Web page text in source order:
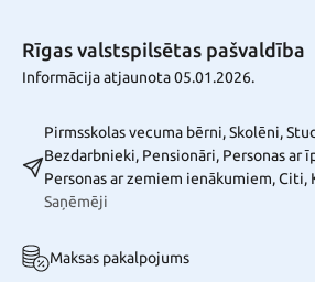
Rīgas valstspilsētas pašvaldība
Informācija atjaunota 05.01.2026.
Pirmsskolas vecuma bērni, Skolēni,
Bezdarbnieki, Pensionāri, Personas ar
Personas ar zemiem ienākumiem, Citi,
Saņēmēji
Maksas pakalpojums